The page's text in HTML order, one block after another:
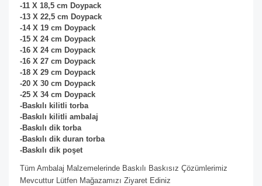
-11 X 18,5 cm Doypack
-13 X 22,5 cm Doypack
-14 X 19 cm Doypack
-15 X 24 cm Doypack
-16 X 24 cm Doypack
-16 X 27 cm Doypack
-18 X 29 cm Doypack
-20 X 30 cm Doypack
-25 X 34 cm Doypack
-Baskılı kilitli torba
-Baskılı kilitli ambalaj
-Baskılı dik torba
-Baskılı dik duran torba
-Baskılı dik poşet
Tüm Ambalaj Malzemelerinde Baskılı Baskısız Çözümlerimiz
Mevcuttur Lütfen Mağazamızı Ziyaret Ediniz